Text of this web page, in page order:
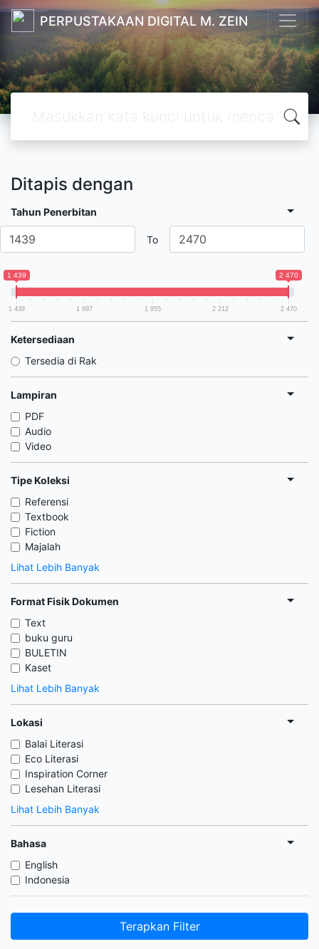
PERPUSTAKAAN DIGITAL M. ZEIN
Ditapis dengan
Tahun Penerbitan
To
1 439 2 470
1 439 1 697 1 955 2 212 2 470
Ketersediaan
Tersedia di Rak
Lampiran
PDF
Audio
Video
Tipe Koleksi
Referensi
Textbook
Fiction
Majalah
Lihat Lebih Banyak
Format Fisik Dokumen
Text
buku guru
BULETIN
Kaset
Lihat Lebih Banyak
Lokasi
Balai Literasi
Eco Literasi
Inspiration Corner
Lesehan Literasi
Lihat Lebih Banyak
Bahasa
English
Indonesia
Terapkan Filter